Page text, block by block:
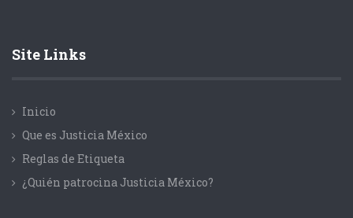
Site Links
Inicio
Que es Justicia México
Reglas de Etiqueta
¿Quién patrocina Justicia México?